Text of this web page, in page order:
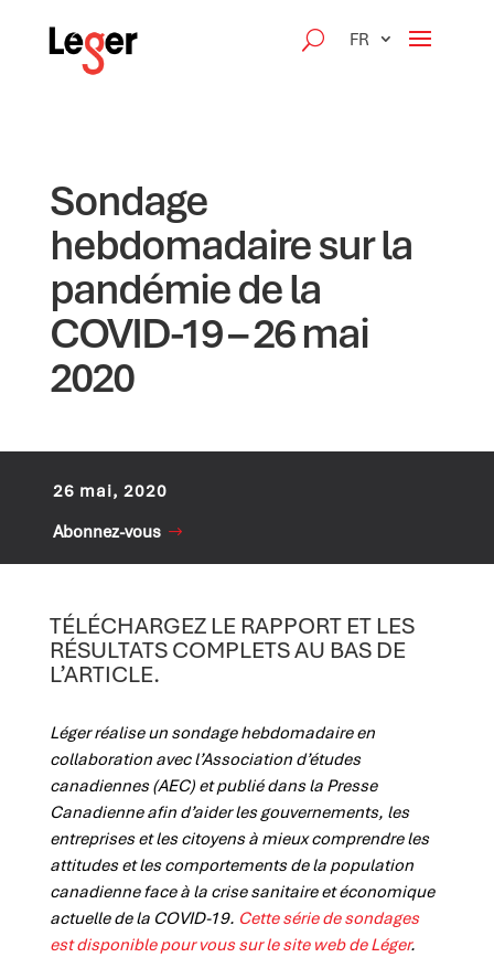
FR
Sondage
hebdomadaire sur la
pandémie de la
COVID-19 – 26 mai
2020
26 mai, 2020
Abonnez-vous
TÉLÉCHARGEZ LE RAPPORT ET LES
RÉSULTATS COMPLETS AU BAS DE
L’ARTICLE.
Léger réalise un sondage hebdomadaire en
collaboration avec l’Association d’études
canadiennes (AEC) et publié dans la Presse
Canadienne afin d’aider les gouvernements, les
entreprises et les citoyens à mieux comprendre les
attitudes et les comportements de la population
canadienne face à la crise sanitaire et économique
actuelle de la COVID-19. Cette série de sondages
est disponible pour vous sur le site web de Léger.